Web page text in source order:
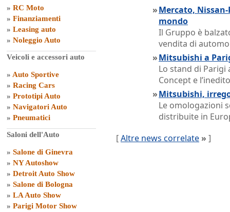
» RC Moto
» Finanziamenti
» Leasing auto
» Noleggio Auto
Veicoli e accessori auto
» Auto Sportive
» Racing Cars
» Prototipi Auto
» Navigatori Auto
» Pneumatici
Saloni dell'Auto
» Salone di Ginevra
» NY Autoshow
» Detroit Auto Show
» Salone di Bologna
» LA Auto Show
» Parigi Motor Show
»Mercato,
mondo
Il Gruppo è
vendita di
»Mitsubishi a
Lo stand di Parigi
Concept e
»Mitsubishi,
Le omologazioni
distribuite in
[Altre news correlate » ]